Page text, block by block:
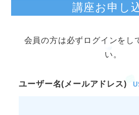
講座お申し
会員の方は必ずログインをし
い。
ユーザー名(メールアドレス)